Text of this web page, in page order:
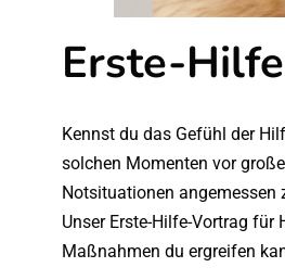
Erste-
Kennst du das Gefühl der
solchen Momenten vor
Notsituationen angemessen
Unser Erste-Hilfe-Vortrag
Maßnahmen du ergreifen